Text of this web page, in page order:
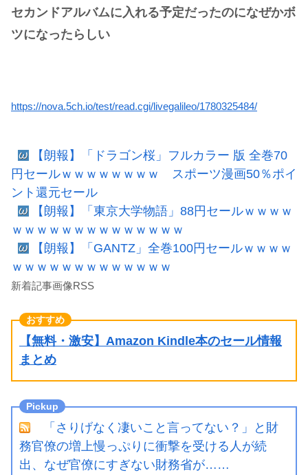
セカンドアルバムに入れる予定だったのになぜかボ
ツになったらしい
https://nova.5ch.io/test/read.cgi/livegalileo/1780325484/
【朗報】「ドラゴン桜」フルカラー 版 全巻70
円セールｗｗｗｗｗｗｗｗ スポーツ漫画50％ポイ
ント還元セール
【朗報】「東京大学物語」88円セールｗｗｗｗ
ｗｗｗｗｗｗｗｗｗｗｗｗｗｗ
【朗報】「GANTZ」全巻100円セールｗｗｗｗ
ｗｗｗｗｗｗｗｗｗｗｗｗｗ
新着記事画像RSS
【無料・激安】Amazon Kindle本のセール情報
まとめ
「さりげなく凄いこと言ってない？」と財
務官僚の増上慢っぷりに衝撃を受ける人が続
出、なぜ官僚にすぎない財務省が……